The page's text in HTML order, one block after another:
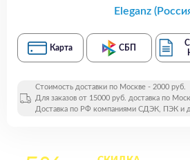
Eleganz
Карта СБП
Стоимость доставки по Москве - 2000 руб.
Для заказов от 15000 руб. доставка по
Доставка по РФ компаниями СДЭК, ПЭК и